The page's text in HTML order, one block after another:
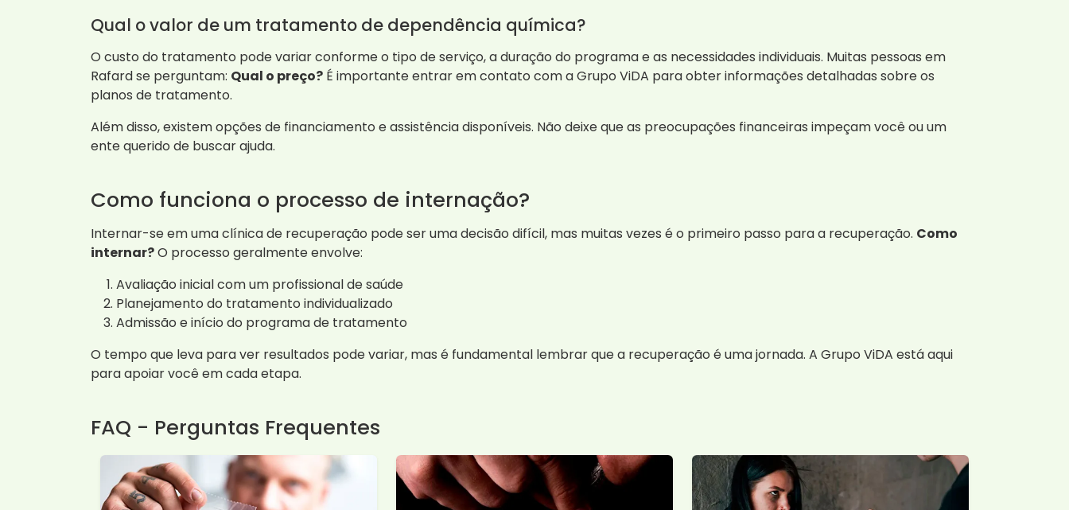
Qual o valor de um tratamento de dependência química?
O custo do tratamento pode variar conforme o tipo de serviço, a duração do programa e as necessidades individuais. Muitas pessoas em
Rafard se perguntam: Qual o preço? É importante entrar em contato com a Grupo ViDA para obter informações detalhadas sobre os
planos de tratamento.
Além disso, existem opções de financiamento e assistência disponíveis. Não deixe que as preocupações financeiras impeçam você ou um
ente querido de buscar ajuda.
Como funciona o processo de internação?
Internar-se em uma clínica de recuperação pode ser uma decisão difícil, mas muitas vezes é o primeiro passo para a recuperação. Como
internar?O processo geralmente envolve:
Avaliação inicial com um profissional de saúde
Planejamento do tratamento individualizado
Admissão e início do programa de tratamento
O tempo que leva para ver resultados pode variar, mas é fundamental lembrar que a recuperação é uma jornada. A Grupo ViDA está aqui
para apoiar você em cada etapa.
FAQ - Perguntas Frequentes